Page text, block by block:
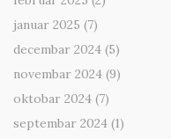
januar 2025 (7)
decembar 2024 (5)
novembar 2024 (9)
oktobar 2024 (7)
septembar 2024 (1)